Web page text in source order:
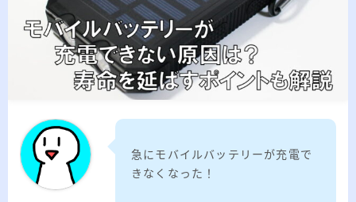
「見沼自然公園」で野鳥観察 ～2026年3
月～
2026.03.02
「さくら草公園」草焼き後の野鳥観察 ～
2026.01.21
2026年の「川島町の白鳥」初撮り
2026.01.02
急にモバイルバッテリーが充電で
きなくなった！